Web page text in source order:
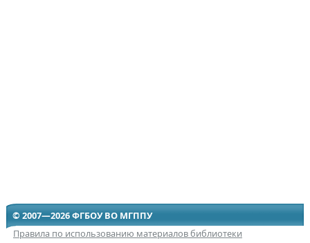
© 2007—2026 ФГБОУ ВО МГППУ
Правила по использованию материалов библиотеки